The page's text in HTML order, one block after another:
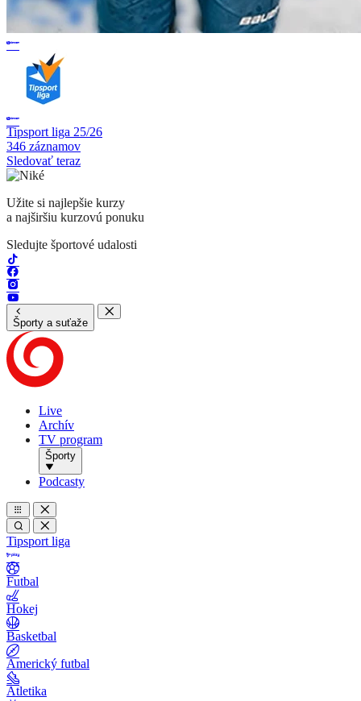
Tipsport liga 25/26
346 záznamov
Sledovať teraz
Užite si najlepšie kurzy
a najširšiu kurzovú ponuku
Sledujte športové udalosti
Športy a suťaže
Live
Archív
TV program
Športy
Podcasty
Tipsport liga
Futbal
Hokej
Basketbal
Americký futbal
Atletika